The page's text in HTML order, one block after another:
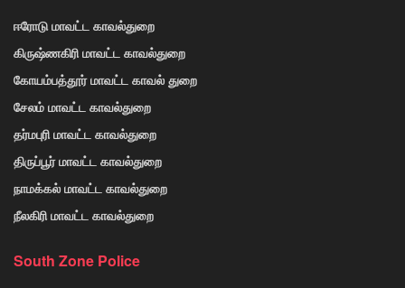
ஈரோடு மாவட்ட காவல்துறை
கிருஷ்ணகிரி மாவட்ட காவல்துறை
கோயம்பத்தூர் மாவட்ட காவல் துறை
சேலம் மாவட்ட காவல்துறை
தர்மபுரி மாவட்ட காவல்துறை
திருப்பூர் மாவட்ட காவல்துறை
நாமக்கல் மாவட்ட காவல்துறை
நீலகிரி மாவட்ட காவல்துறை
South Zone Police